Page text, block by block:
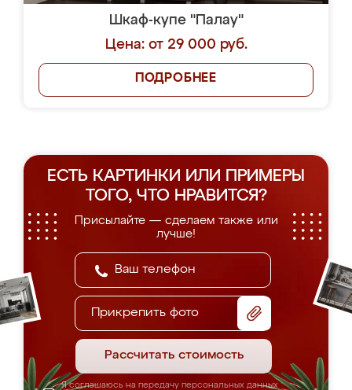
Шкаф-купе "Палау"
Цена: от 29 000 руб.
ПОДРОБНЕЕ
ЕСТЬ КАРТИНКИ ИЛИ ПРИМЕРЫ
ТОГО, ЧТО НРАВИТСЯ?
Присылайте — сделаем также или
лучше!
Прикрепить фото
Рассчитать стоимость
Я соглашаюсь на передачу персональных данных